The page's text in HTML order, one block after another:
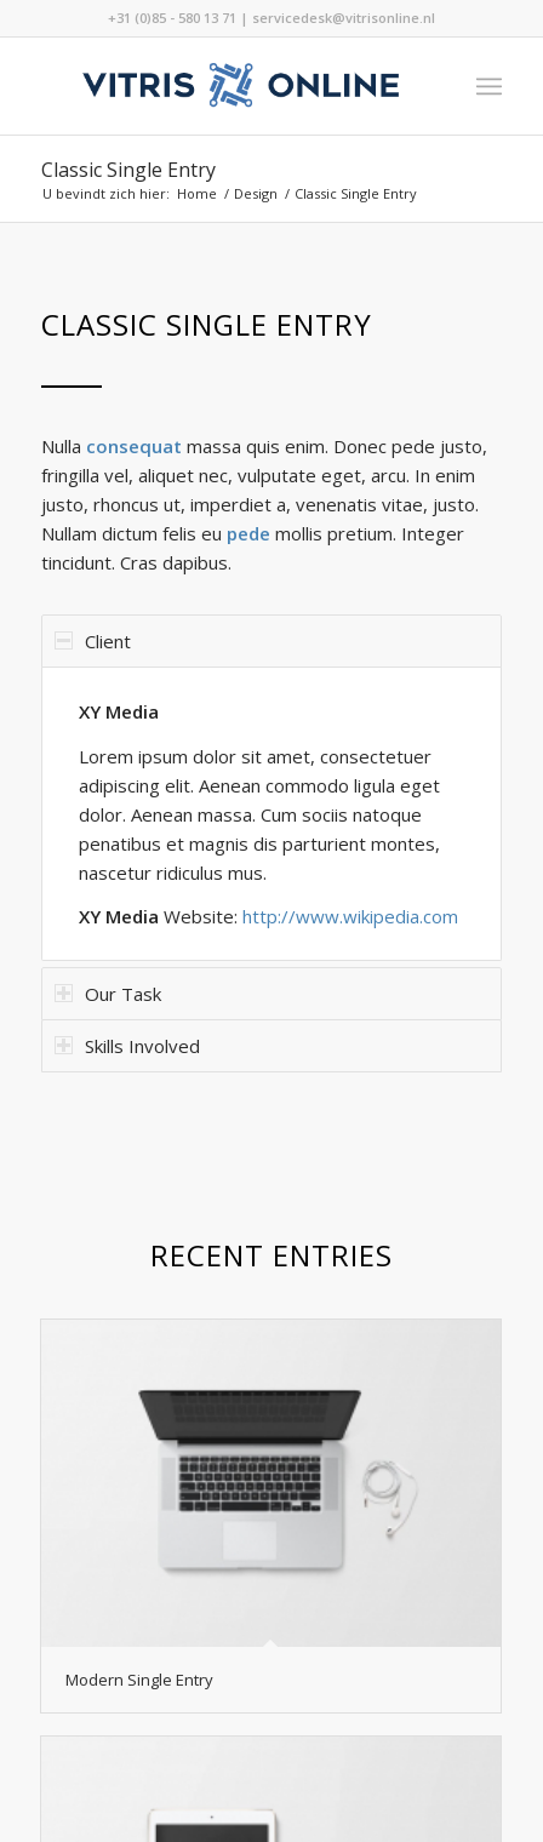
+31 (0)85 - 580 13 71 | servicedesk@vitrisonline.nl
Classic Single Entry
U bevindt zich hier: Home / Design / Classic Single Entry
CLASSIC SINGLE ENTRY
Nulla consequat massa quis enim. Donec pede justo,
fringilla vel, aliquet nec, vulputate eget, arcu. In enim
justo, rhoncus ut, imperdiet a, venenatis vitae, justo.
Nullam dictum felis eu pede mollis pretium. Integer
tincidunt. Cras dapibus.
Client
XY Media
Lorem ipsum dolor sit amet, consectetuer
adipiscing elit. Aenean commodo ligula eget
dolor. Aenean massa. Cum sociis natoque
penatibus et magnis dis parturient montes,
nascetur ridiculus mus.
XY Media Website: http://www.wikipedia.com
Our Task
Skills Involved
RECENT ENTRIES
Modern Single Entry